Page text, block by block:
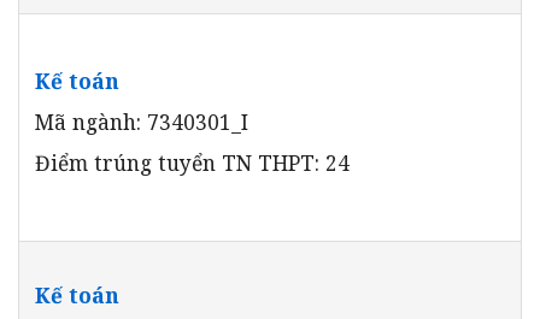
Kế toán
Mã ngành: 7340301_I
Điểm trúng tuyển TN THPT: 24
Kế toán